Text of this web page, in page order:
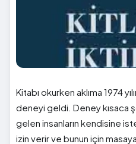
Kitabı okurken aklıma 1974
deneyi geldi. Deney kısaca
gelen insanların kendisine
izin verir ve bunun için